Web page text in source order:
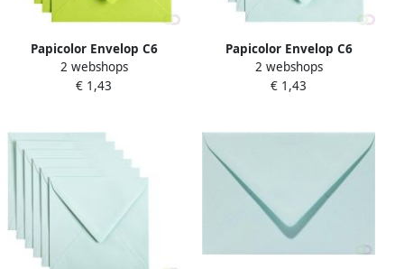
Papicolor Envelop C6
114x162mm appelgroen
pak Ã 6 stuks
2 webshops
€ 1,43
Papicolor Envelop C6
114x162mm zeegroen pak
Ã 6 stuks
2 webshops
€ 1,43